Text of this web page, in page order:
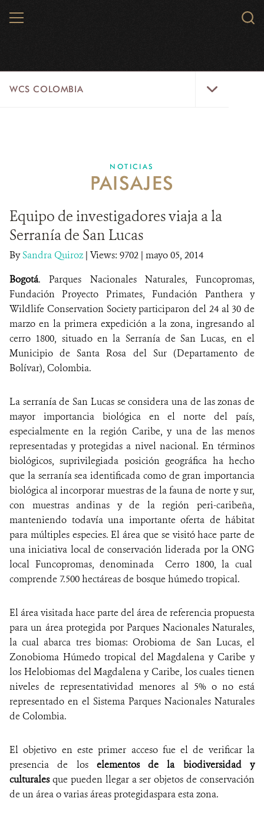
MENU
WCS COLOMBIA
EJES ESTRATÉGICOS
AQUÍ TRABAJAMOS
LÍNEAS DE ACCIÓN
MICROSITIOS
NOTICIAS
WCS VISUAL
PUBLICACIONES
COBERTURA EN MEDIOS DE COMUNICACIÓN
INFORME ANUAL WCS
MECANISMO DE ATENCIÓN DE QUEJAS Y RECLAMOS
DONA
NOTICIAS
PAISAJES
Equipo de investigadores viaja a la
Serranía de San Lucas
BySandra Quiroz| Views: 9702 | mayo 05, 2014
Bogotá. Parques Nacionales Naturales, Funcopromas,
Fundación Proyecto Primates, Fundación Panthera y
Wildlife Conservation Society participaron del 24 al 30 de
marzo en la primera expedición a la zona, ingresando al
cerro 1800, situado en la Serranía de San Lucas, en el
Municipio de Santa Rosa del Sur (Departamento de
Bolívar), Colombia.
La serranía de San Lucas se considera una de las zonas de
mayor importancia biológica en el norte del país,
especialmente en la región Caribe, y una de las menos
representadas y protegidas a nivel nacional. En términos
biológicos, suprivilegiada posición geográfica ha hecho
que la serranía sea identificada como de gran importancia
biológica al incorporar muestras de la fauna de norte y sur,
con muestras andinas y de la región peri-caribeña,
manteniendo todavía una importante oferta de hábitat
para múltiples especies. El área que se visitó hace parte de
una iniciativa local de conservación liderada por la ONG
local Funcopromas, denominada Cerro 1800, la cual
comprende 7.500 hectáreas de bosque húmedo tropical.
El área visitada hace parte del área de referencia propuesta
para un área protegida por Parques Nacionales Naturales,
la cual abarca tres biomas: Orobioma de San Lucas, el
Zonobioma Húmedo tropical del Magdalena y Caribe y
los Helobiomas del Magdalena y Caribe, los cuales tienen
niveles de representatividad menores al 5% o no está
representado en el Sistema Parques Nacionales Naturales
de Colombia.
El objetivo en este primer acceso fue el de verificar la
presencia de los elementos de la biodiversidad y
culturalesque pueden llegar a ser objetos de conservación
de un área o varias áreas protegidaspara esta zona.